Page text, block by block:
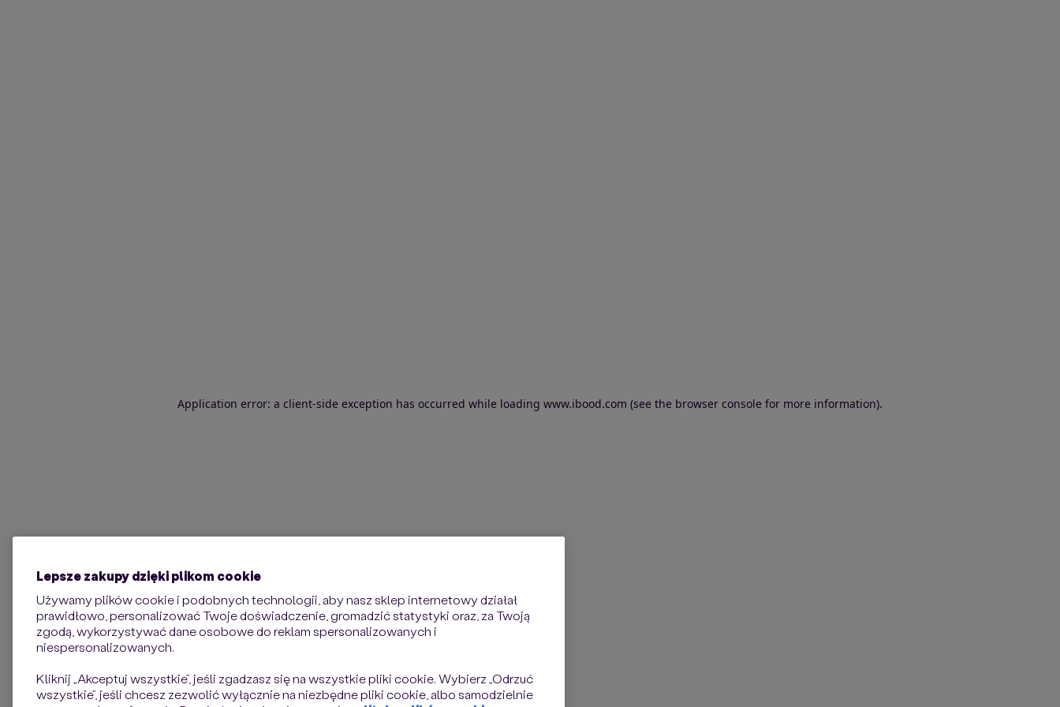
Application error: a client-side exception has occurred while loading www.ibood.com (see the browser console for more information).
Lepsze zakupy dzięki plikom cookie
Używamy plików cookie i podobnych technologii, aby nasz sklep internetowy działał
prawidłowo, personalizować Twoje doświadczenie, gromadzić statystyki oraz, za Twoją
zgodą, wykorzystywać dane osobowe do reklam spersonalizowanych i
niespersonalizowanych.
Kliknij „Akceptuj wszystkie”, jeśli zgadzasz się na wszystkie pliki cookie. Wybierz „Odrzuć
wszystkie”, jeśli chcesz zezwolić wyłącznie na niezbędne pliki cookie, albo samodzielnie